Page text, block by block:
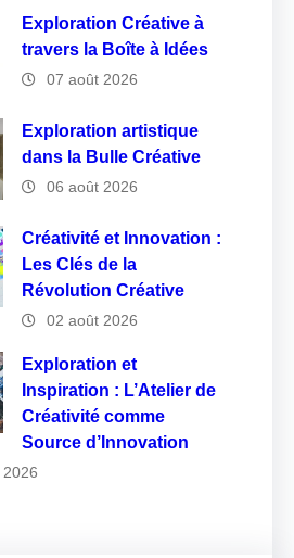
Exploration Créative à
travers la Boîte à Idées
07 août 2026
Exploration artistique
dans la Bulle Créative
06 août 2026
Créativité et Innovation :
Les Clés de la
Révolution Créative
02 août 2026
Exploration et
Inspiration : L’Atelier de
Créativité comme
Source d’Innovation